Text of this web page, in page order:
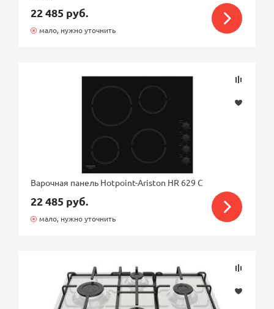
22 485 руб.
мало, нужно уточнить
Варочная панель Hotpoint-Ariston HR 629 C
22 485 руб.
мало, нужно уточнить